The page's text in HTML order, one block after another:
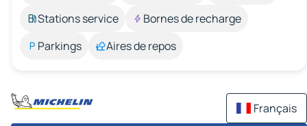
Stations service
Bornes de recharge
Parkings
Aires de repos
Français